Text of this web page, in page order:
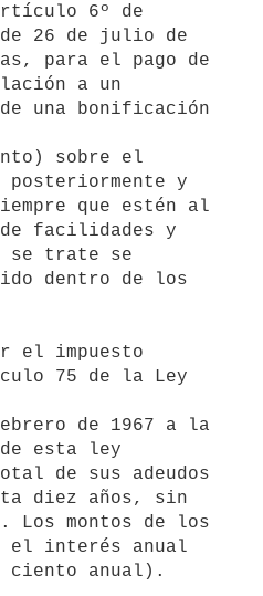
6º de
26 de julio de
para el pago de
a un
una bonificación
sobre el
posteriormente y
que estén al
facilidades y
se trate se
dentro de los
75 de la Ley
de 1967 a la
esta ley
de sus adeudos
diez años, sin
Los montos de los
el interés anual